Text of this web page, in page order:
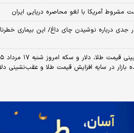
مشروط آمریکا با لغو محاصره دریایی ایران
جدی درباره نوشیدن چای داغ/ این بیماری
بازار در سایه افزایش قیمت طلا و عقب‌نشینی